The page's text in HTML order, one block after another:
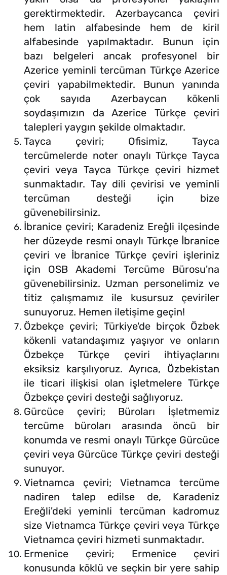
gerektirmektedir. Azerbaycanca çeviri
hem latin alfabesinde hem de kiril
alfabesinde yapılmaktadır. Bunun için
bazı belgeleri ancak profesyonel bir
Azerice yeminli tercüman Türkçe Azerice
çeviri yapabilmektedir. Bunun yanında
çok sayıda Azerbaycan kökenli
soydaşımızın da Azerice Türkçe çeviri
talepleri yaygın şekilde olmaktadır.
Tayca çeviri; Ofisimiz, Tayca
tercümelerde noter onaylı Türkçe Tayca
çeviri veya Tayca Türkçe çeviri hizmet
sunmaktadır. Tay dili çevirisi ve yeminli
tercüman desteği için bize
güvenebilirsiniz.
İbranice çeviri; Karadeniz Ereğli ilçesinde
her düzeyde resmi onaylı Türkçe İbranice
çeviri ve İbranice Türkçe çeviri işleriniz
için OSB Akademi Tercüme Bürosu'na
güvenebilirsiniz. Uzman personelimiz ve
titiz çalışmamız ile kusursuz çeviriler
sunuyoruz. Hemen iletişime geçin!
Özbekçe çeviri; Türkiye'de birçok Özbek
kökenli vatandaşımız yaşıyor ve onların
Özbekçe Türkçe çeviri ihtiyaçlarını
eksiksiz karşılıyoruz. Ayrıca, Özbekistan
ile ticari ilişkisi olan işletmelere Türkçe
Özbekçe çeviri desteği sağlıyoruz.
Gürcüce çeviri; Büroları İşletmemiz
tercüme büroları arasında öncü bir
konumda ve resmi onaylı Türkçe Gürcüce
çeviri veya Gürcüce Türkçe çeviri desteği
sunuyor.
Vietnamca çeviri; Vietnamca tercüme
nadiren talep edilse de, Karadeniz
Ereğli'deki yeminli tercüman kadromuz
size Vietnamca Türkçe çeviri veya Türkçe
Vietnamca çeviri hizmeti sunmaktadır.
Ermenice çeviri; Ermenice çeviri
konusunda köklü ve seçkin bir yere sahip